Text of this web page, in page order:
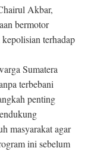
Akbar,
bermotor
terhadap
Sumatera
terbebani
penting
masyarakat agar
ini sebelum